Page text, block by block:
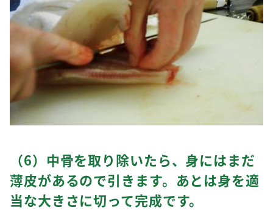
（6）中骨を取り除いたら、身にはまだ
薄皮があるので引きます。あとは身を適
当な大きさに切って完成です。